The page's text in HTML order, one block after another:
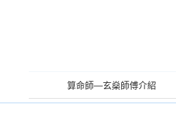
算命師—玄燊師傅介紹